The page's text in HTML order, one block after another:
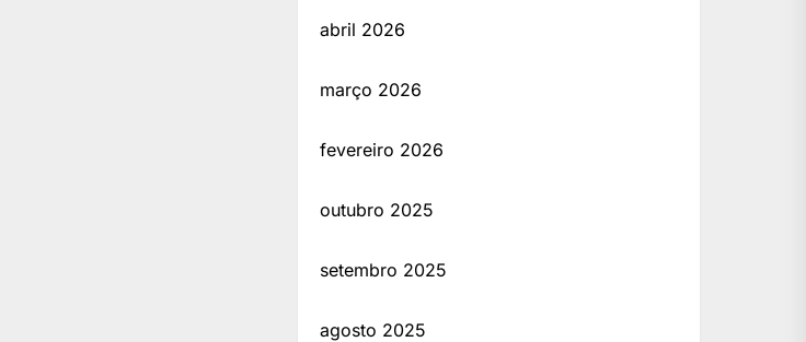
abril 2026
março 2026
fevereiro 2026
outubro 2025
setembro 2025
agosto 2025